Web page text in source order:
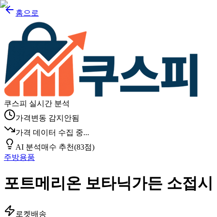
홈으로
쿠스피 실시간 분석
가격변동 감지안됨
가격 데이터 수집 중...
AI 분석매수 추천(83점)
주방용품
포트메리온 보타닉가든 소접시
로켓배송